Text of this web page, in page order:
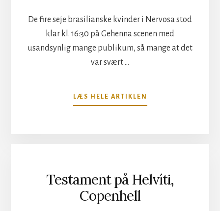
De fire seje brasilianske kvinder i Nervosa stod
klar kl. 16:30 på Gehenna scenen med
usandsynlig mange publikum, så mange at det
var svært …
LÆS HELE ARTIKLEN
NERVOSA
Testament på Helvíti,
Copenhell